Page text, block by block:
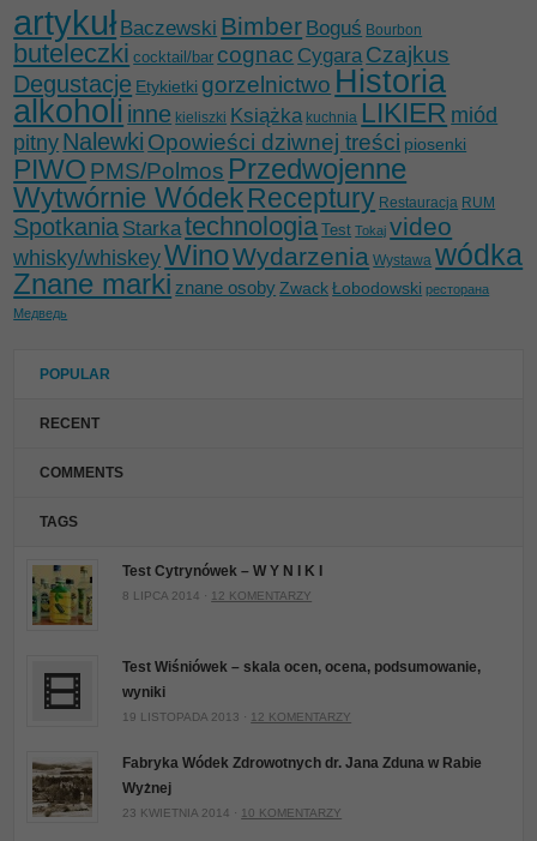
artykułBaczewski Bimber Boguś Bourbon
buteleczki cocktail/bar cognac Cygara Czajkus
Degustacje Etykietki gorzelnictwo Historia
alkoholi inne kieliszki Książka kuchnia LIKIER miód
pitny Nalewki Opowieści dziwnej treści piosenki
PIWO PMS/Polmos Przedwojenne
Wytwórnie WódekReceptury Restauracja RUM
Spotkania Starkatechnologia Test Tokaj video
whisky/whiskeyWinoWydarzenia Wystawa wódka
Znane marki znane osoby Zwack Łobodowski ресторана
Медведь
POPULAR
RECENT
COMMENTS
TAGS
Test Cytrynówek – W Y N I K I
8 LIPCA 2014 · 12 KOMENTARZY
Test Wiśniówek – skala ocen, ocena, podsumowanie,
wyniki
19 LISTOPADA 2013 · 12 KOMENTARZY
Fabryka Wódek Zdrowotnych dr. Jana Zduna w Rabie
Wyżnej
23 KWIETNIA 2014 · 10 KOMENTARZY